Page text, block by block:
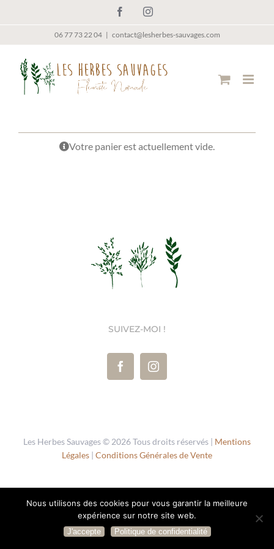
FacebookInstagram
06 77 73 22 04 | contact@lesherbes-sauvages.com
Votre panier est actuellement vide.
SUIVEZ-MOI !
Les Herbes Sauvages © 2026 Tous droits réservés | Mentions
Légales | Conditions Générales de Vente
Nous utilisons des cookies pour vous garantir la meilleure
expérience sur notre site web.
J'accepte Politique de confidentialité